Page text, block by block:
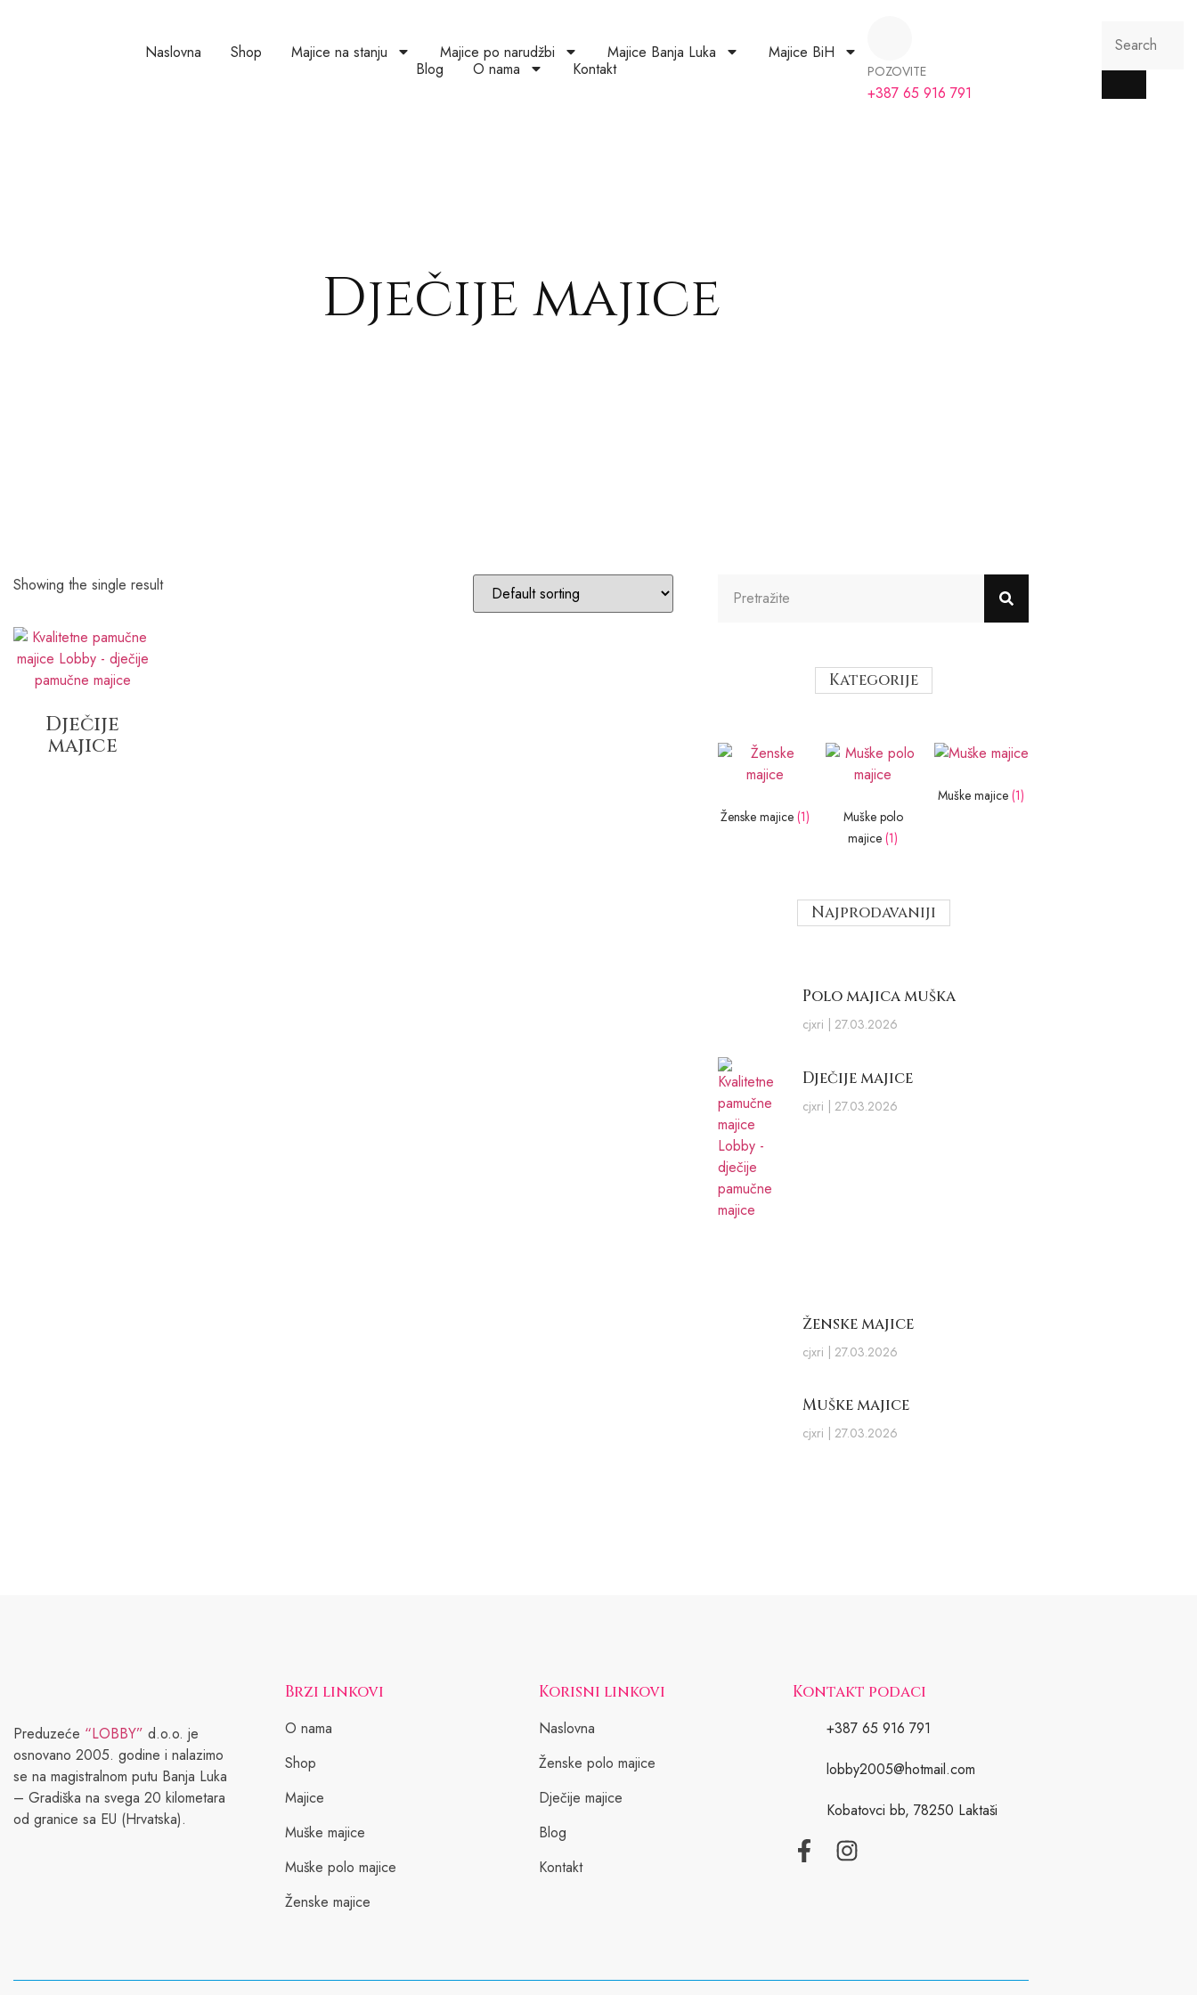
Naslovna Shop Majice na stanju Majice po narudžbi Majice Banja Luka
Majice BiH
Blog
O nama Kontakt POZOVITE
+387 65 916 791
Dječije majice
Showing the single result
Dječije
majice
Kategorije
Ženske majice(1)
Muške polo
majice(1)
Muške majice(1)
Najprodavaniji
Polo majica muška
cjxri 27.03.2026
Dječije majice
cjxri 27.03.2026
Ženske majice
cjxri 27.03.2026
Muške majice
cjxri 27.03.2026
Preduzeće “LOBBY” d.o.o. je
osnovano 2005. godine i nalazimo
se na magistralnom putu Banja Luka
– Gradiška na svega 20 kilometara
od granice sa EU (Hrvatska).
Brzi linkovi
O nama
Shop
Majice
Muške majice
Muške polo majice
Ženske majice
Korisni linkovi
Naslovna
Ženske polo majice
Dječije majice
Blog
Kontakt
Kontakt podaci
+387 65 916 791
lobby2005@hotmail.com
Kobatovci bb, 78250 Laktaši